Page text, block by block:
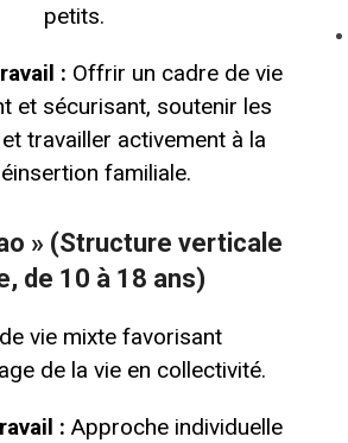
petits.
: Offrir un cadre de vie
et sécurisant, soutenir les
travailler activement à la
familiale.
» (Structure verticale
de 10 à 18 ans)
vie mixte favorisant
de la vie en collectivité.
: Approche individuelle